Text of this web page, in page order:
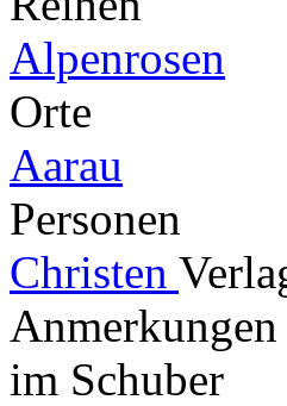
Alpenrosen
Orte
Aarau
Personen
Christen
Anmerkungen
im Schuber